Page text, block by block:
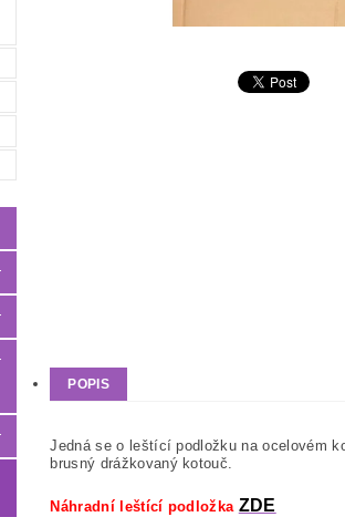
POPIS
Jedná se o leštící podložku na ocelovém
brusný drážkovaný kotouč.
Náhradní leštící podložka ZDE